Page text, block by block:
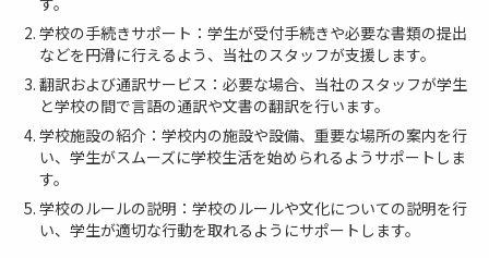
学校の手続きサポート：学生が受付手続きや必要な書類の提出
などを円滑に行えるよう、当社のスタッフが支援します。
翻訳および通訳サービス：必要な場合、当社のスタッフが学生
と学校の間で言語の通訳や文書の翻訳を行います。
学校施設の紹介：学校内の施設や設備、重要な場所の案内を行
い、学生がスムーズに学校生活を始められるようサポートしま
す。
学校のルールの説明：学校のルールや文化についての説明を行
い、学生が適切な行動を取れるようにサポートします。